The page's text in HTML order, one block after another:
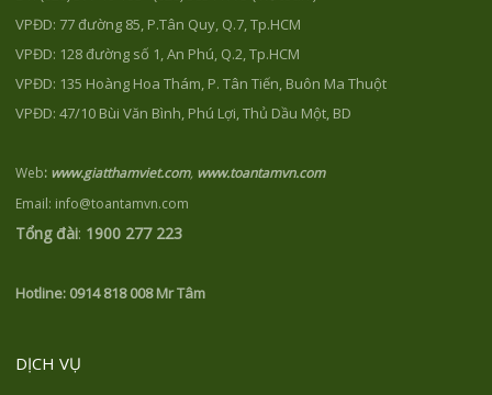
VPĐD: 77 đường 85, P.Tân Quy, Q.7, Tp.HCM
VPĐD: 128 đường số 1, An Phú, Q.2, Tp.HCM
VPĐD: 135 Hoàng Hoa Thám, P. Tân Tiến, Buôn Ma Thuột
VPĐD: 47/10 Bùi Văn Bình, Phú Lợi, Thủ Dầu Một, BD
Web: www.giatthamviet.com, www.toantamvn.com
Email: info@toantamvn.com
Tổng đài: 1900 277 223
Hotline: 0914 818 008 Mr Tâm
DỊCH VỤ